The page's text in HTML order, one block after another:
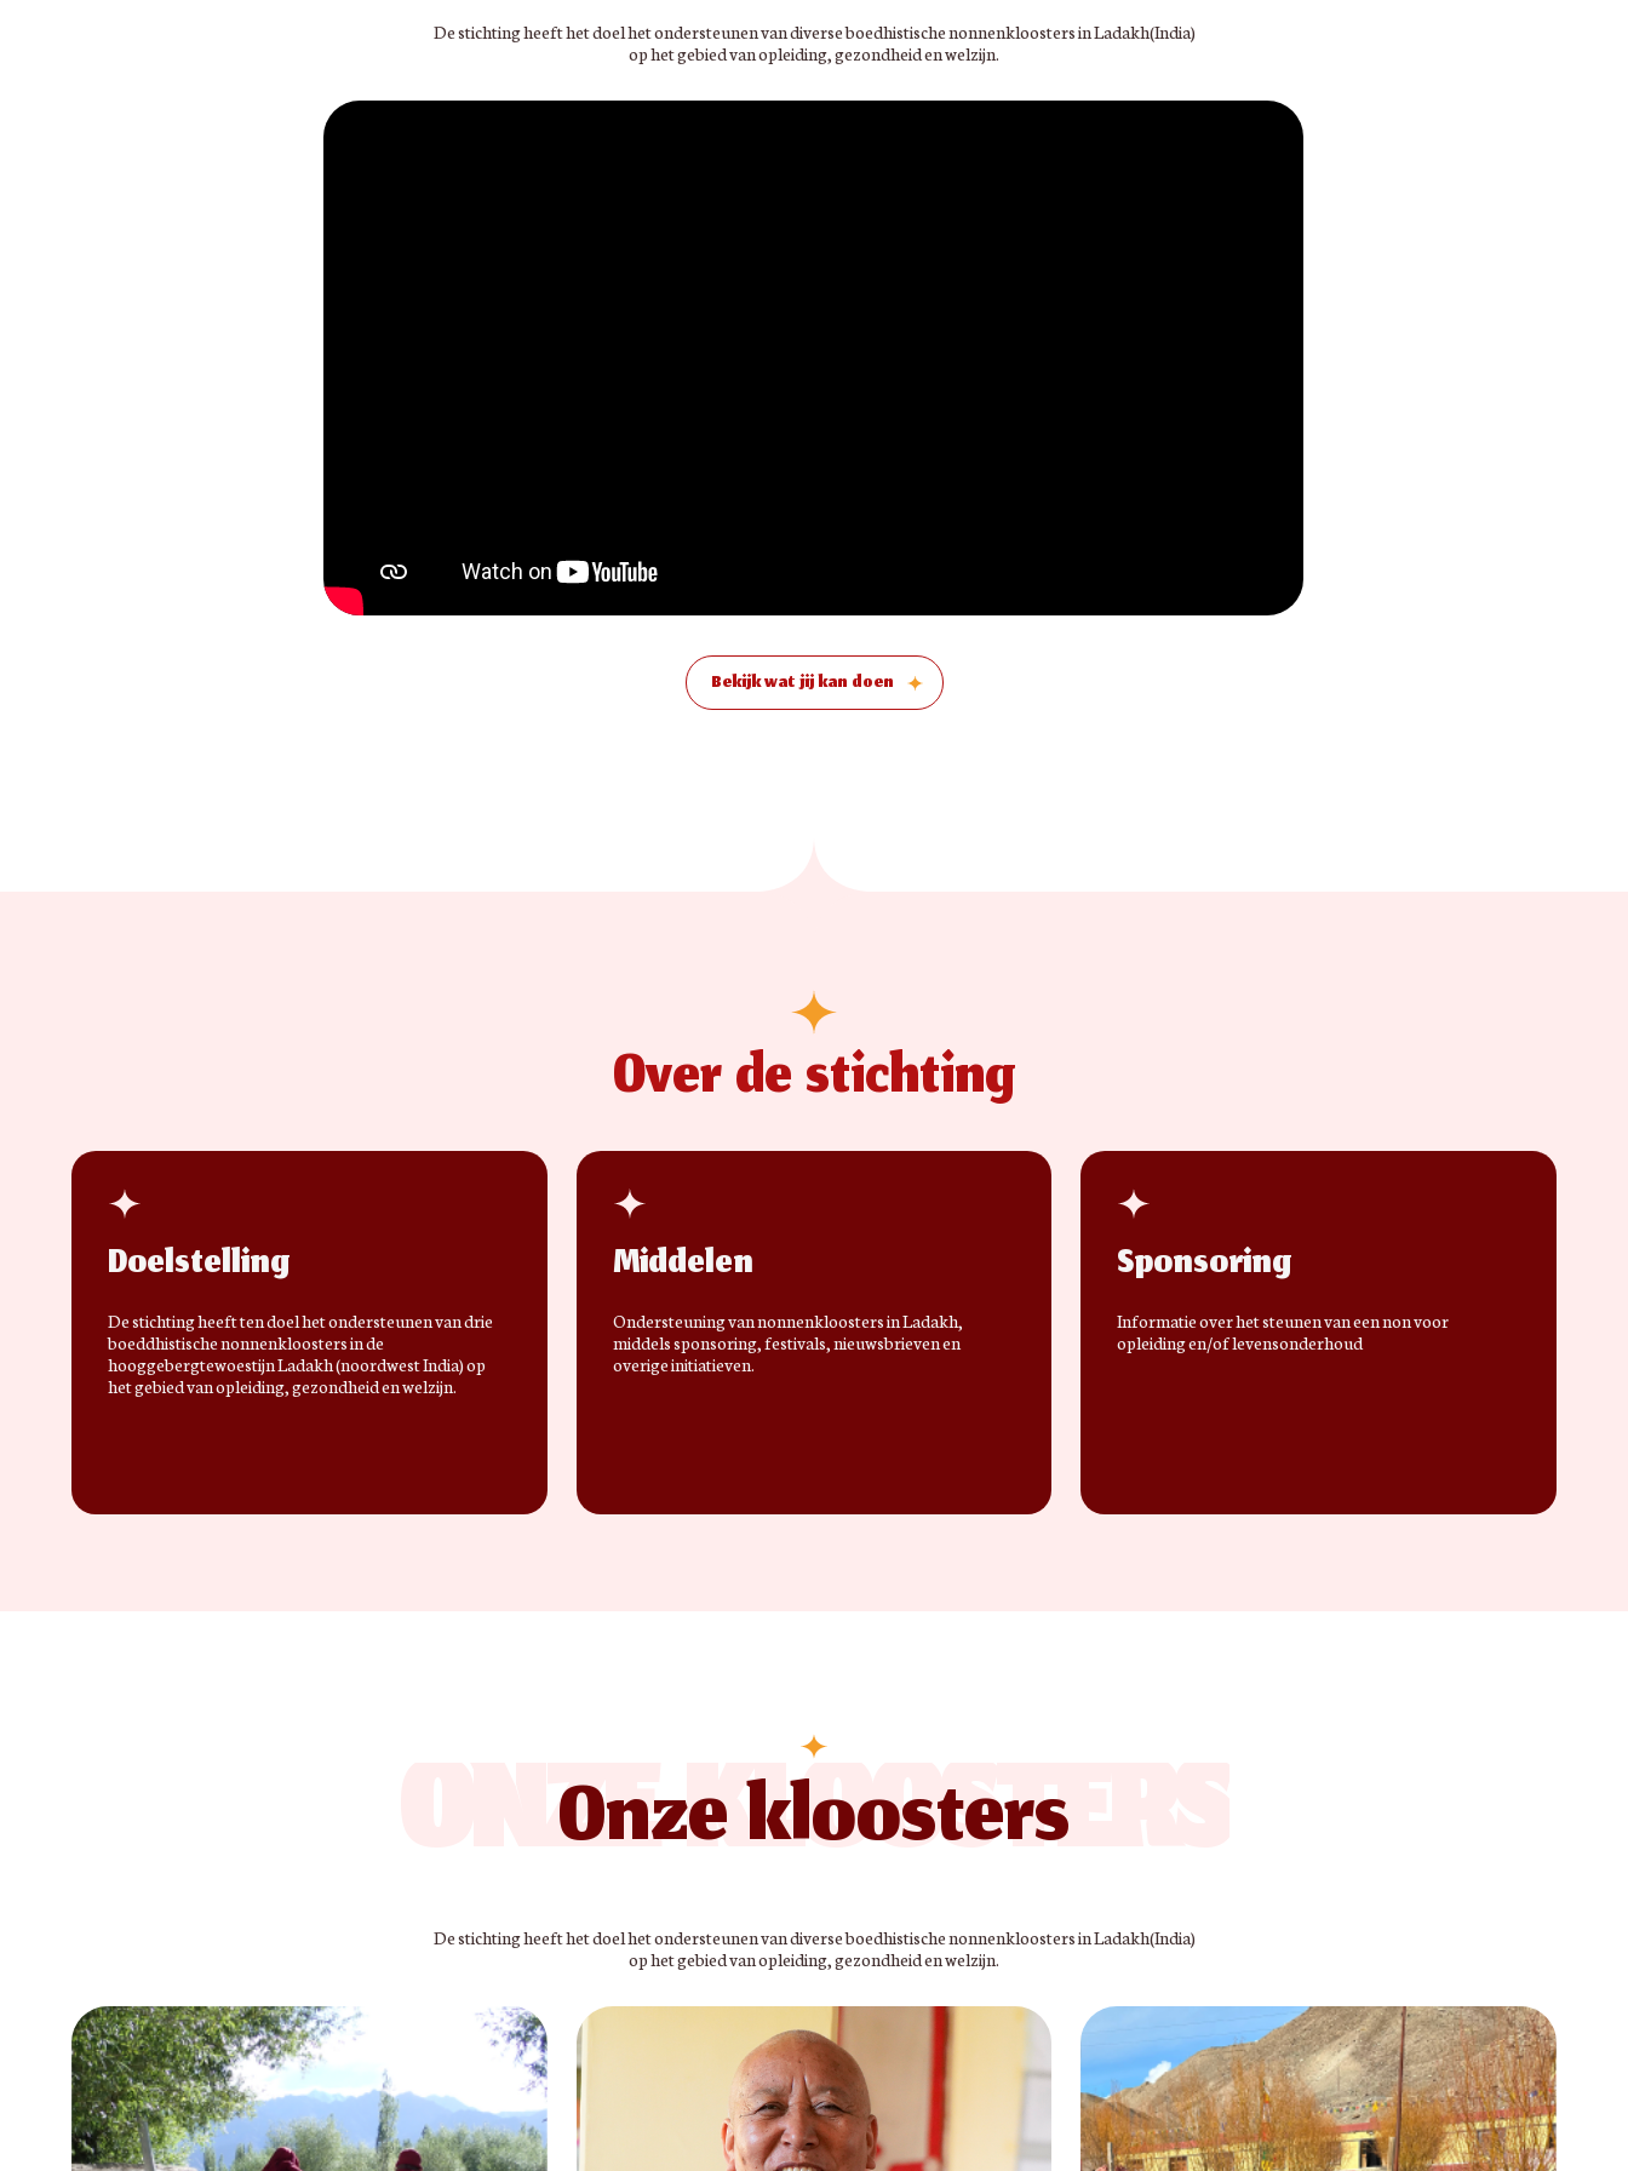
De stichting heeft het doel het ondersteunen van diverse boedhistische nonnenkloosters in Ladakh(India)
op het gebied van opleiding, gezondheid en welzijn.
Bekijk wat jij kan doen
Over de stichting
Doelstelling
De stichting heeft ten doel het ondersteunen van drie
boeddhistische nonnenkloosters in de
hooggebergtewoestijn Ladakh (noordwest India) op
het gebied van opleiding, gezondheid en welzijn.
Middelen
Ondersteuning van nonnenkloosters in Ladakh,
middels sponsoring, festivals, nieuwsbrieven en
overige initiatieven.
Sponsoring
Informatie over het steunen van een non voor
opleiding en/of levensonderhoud
Onze kloosters
ONZE KLOOSTERS
De stichting heeft het doel het ondersteunen van diverse boedhistische nonnenkloosters in Ladakh(India)
op het gebied van opleiding, gezondheid en welzijn.